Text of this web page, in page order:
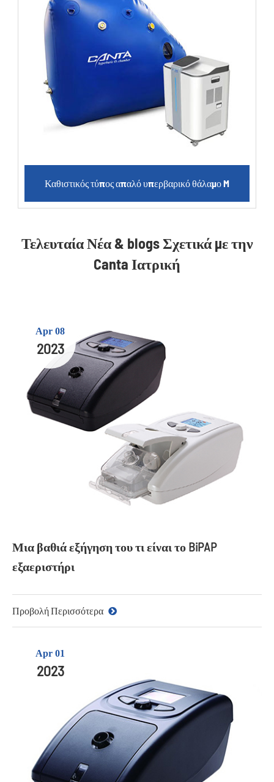
Καθιστικός τύπος απαλό υπερβαρικό θάλαμο M
Τελευταία Νέα & blogs Σχετικά με την
Canta Ιατρική
Apr 08
2023
Μια βαθιά εξήγηση του τι είναι το BiPAP
εξαεριστήρι
Προβολή Περισσότερα
Apr 01
2023